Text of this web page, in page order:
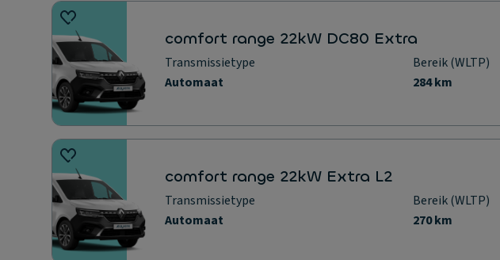
comfort range 22kW DC80 Extra
Transmissietype
Automaat
Bereik (WLTP)
284 km
comfort range 22kW Extra L2
Transmissietype
Automaat
Bereik (WLTP)
270 km